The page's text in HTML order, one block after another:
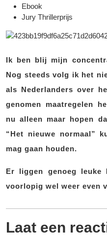
Ebook
Jury Thrillerprijs
Ik ben blij mijn
Nog steeds volg ik het
als Nederlanders over
genomen maatregelen
nu alleen maar hopen
“Het nieuwe normaal”
mag gaan houden.
Er liggen genoeg leuke
voorlopig wel weer even
Laat een